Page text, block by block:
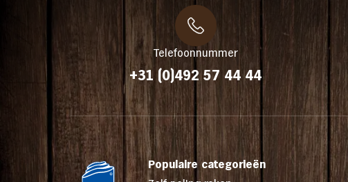
+31 (0)492 57 44 44
Telefoonnummer
Populaire categorieën